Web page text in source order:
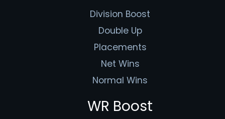
Division Boost
Double Up
Placements
Net Wins
Normal Wins
WR Boost